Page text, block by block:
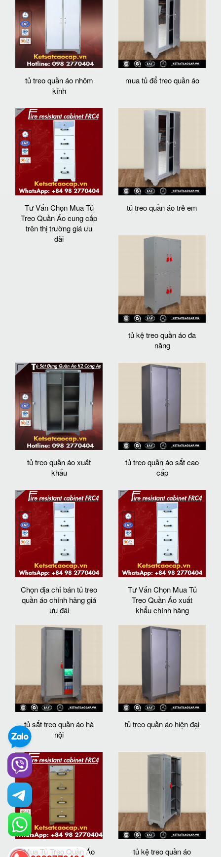
tủ treo quần áo nhôm
kính
mua tủ để treo quần áo
Tư Vấn Chọn Mua Tủ
Treo Quần Áo cung cấp
trên thị trường giá ưu
đãi
tủ treo quần áo trẻ em
tủ kệ treo quần áo đa
năng
tủ treo quần áo xuất
khẩu
tủ treo quần áo sắt cao
cấp
Chọn địa chỉ bán tủ treo
quần áo chính hãng giá
ưu đãi
Tư Vấn Chọn Mua Tủ
Treo Quần Áo xuất
khẩu chính hãng
tủ sắt treo quần áo hà
nội
tủ treo quần áo hiện đại
Mua Tủ Treo Quần Áo
tủ kệ treo quần áo